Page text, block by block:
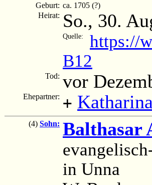
Geburt: ca. 1705 (?)
Heirat: So., 30.
Quelle:
https://
B12
Tod: vor
Ehepartner: +
(4) Sohn: Balthasar
in Unna